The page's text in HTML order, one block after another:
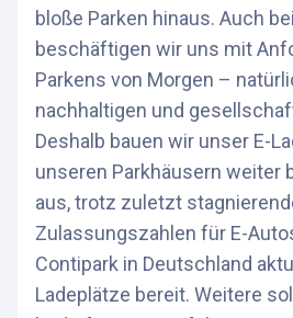
bloße Parken hinaus. Auch
beschäftigen wir uns mit
Parkens von Morgen –
nachhaltigen und
Deshalb bauen wir unser E-
unseren Parkhäusern weiter
aus, trotz zuletzt
Zulassungszahlen für E-
Contipark in Deutschland
Ladeplätze bereit. Weitere